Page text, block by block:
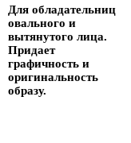
Для обладательниц
овального и
вытянутого лица.
Придает
графичность и
оригинальность
образу.